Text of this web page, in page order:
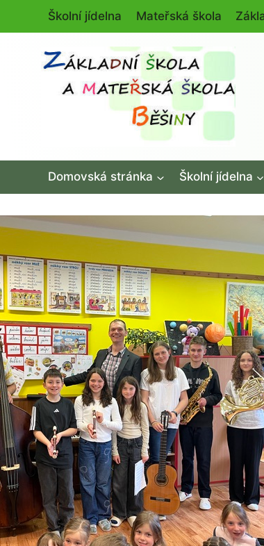
Přeskočit
Školní jídelna Mateřská škola
Domovská stránka Školní jídelna